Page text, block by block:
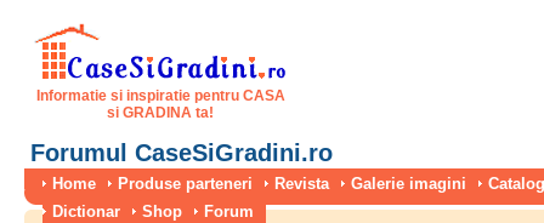
Informatie si inspiratie pentru CASA
si GRADINA ta!
Forumul CaseSiGradini.ro
Home Produse parteneri Revista Galerie imagini
Dictionar
Shop Forum